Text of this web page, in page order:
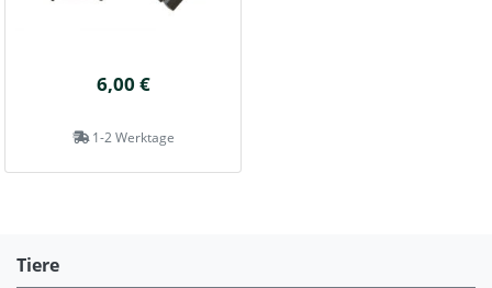
6,00 €
1-2 Werktage
Tiere